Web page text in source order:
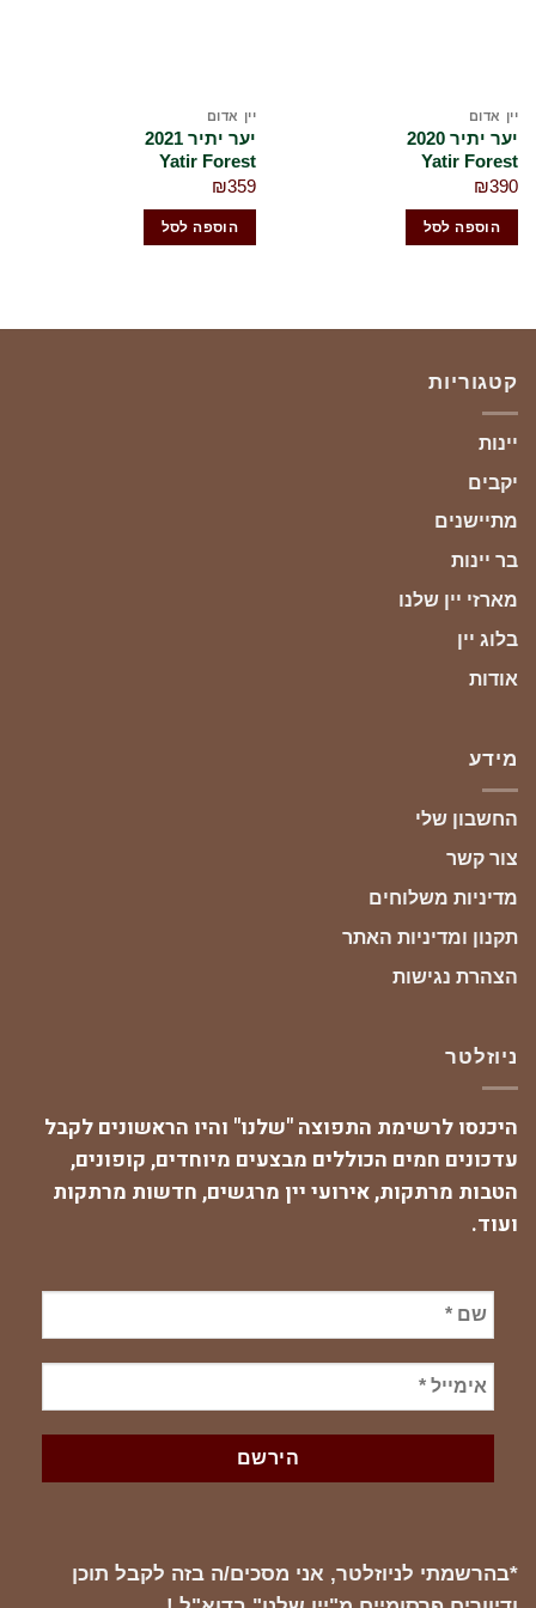
יין אדום
יער יתיר 2020
Yatir Forest
₪390
הוספה לסל
יין אדום
יער יתיר 2021
Yatir Forest
₪359
הוספה לסל
קטגוריות
יינות
יקבים
מתיישנים
בר יינות
מארזי יין שלנו
בלוג יין
אודות
מידע
החשבון שלי
צור קשר
מדיניות משלוחים
תקנון ומדיניות האתר
הצהרת נגישות
ניוזלטר
היכנסו לרשימת התפוצה "שלנו" והיו הראשונים לקבל
עדכונים חמים הכוללים מבצעים מיוחדים, קופונים,
הטבות מרתקות, אירועי יין מרגשים, חדשות מרתקות
ועוד.
*בהרשמתי לניוזלטר, אני מסכים/ה בזה לקבל תוכן